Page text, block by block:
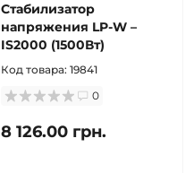
Стабилизатор
напряжения LP-W –
IS2000 (1500Вт)
Код товара: 19841
0
8 126.00 грн.